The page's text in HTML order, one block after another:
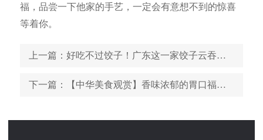
福，品尝一下他家的手艺，一定会有意想不到的惊喜
等着你。
上一篇 ：好吃不过饺子！广东这一家饺子云吞店，值得一试
下一篇 ：【中华美食观赏】香味浓郁的胃口福饺子，值得你去品尝